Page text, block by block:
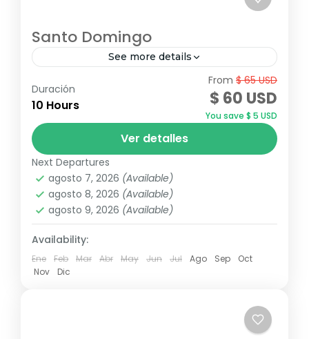
Santo Domingo
See more details
¿Le gustaría caminar por los pasos de
Cristóbal Colón? Por supuesto que lo haría!
Por eso te invitamos a nuestra exclusiva
excursión de Punta Cana...
Duración
10 Hours
From $ 65 USD
$ 60 USD
You save $ 5 USD
Ver detalles
Next Departures
agosto 7, 2026 (Available)
agosto 8, 2026 (Available)
agosto 9, 2026 (Available)
Availability:
Ene Feb Mar Abr May Jun Jul Ago Sep
Oct
Nov
Dic